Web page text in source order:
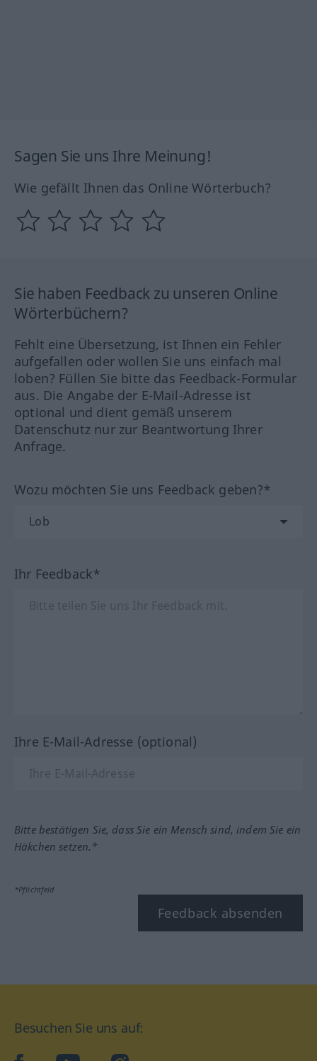
Sagen Sie uns Ihre Meinung!
Wie gefällt Ihnen das Online Wörterbuch?
Sie haben Feedback zu unseren Online
Wörterbüchern?
Fehlt eine Übersetzung, ist Ihnen ein Fehler
aufgefallen oder wollen Sie uns einfach mal
loben? Füllen Sie bitte das Feedback-Formular
aus. Die Angabe der E-Mail-Adresse ist
optional und dient gemäß unserem
Datenschutz nur zur Beantwortung Ihrer
Anfrage.
Wozu möchten Sie uns Feedback geben?*
Ihr Feedback*
Ihre E-Mail-Adresse (optional)
Bitte bestätigen Sie, dass Sie ein Mensch sind, indem Sie ein
Häkchen setzen.*
*Pflichtfeld
Feedback absenden
Besuchen Sie uns auf: